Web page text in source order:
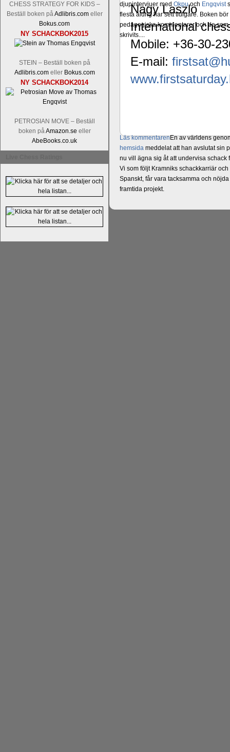
CHESS STRATEGY FOR KIDS –
Beställ boken påAdlibris.comeller
Bokus.com
NY SCHACKBOK2015
STEIN – Beställ boken på
Adlibris.comeller Bokus.com
NY SCHACKBOK2014
PETROSIAN MOVE – Beställ
boken påAmazon.se eller
AbeBooks.co.uk
djupintervjuer med Okpuoch Engqvist
flesta aldrig har sett tidigare. Boken
pedagogiska kommentarer och de
skrivits....
Läs kommentarenEn av världens
hemsida meddelat att han avslutat sin
nu vill ägna sig åt att undervisa
Vi som följt Kramniks schackkarriär
Spanskt, får vara tacksamma och
framtida projekt.
Nagy Laszlo
International
Mobile: +36-30-
E-mail: